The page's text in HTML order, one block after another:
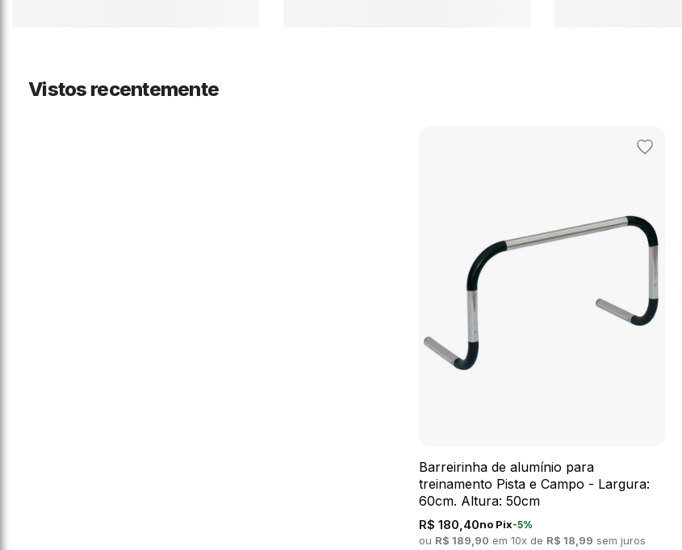
Vistos recentemente
Adicionar
Barreirinha de alumínio para
treinamento Pista e Campo - Largura:
60cm. Altura: 50cm
R$ 180,40no Pix-5%
ou R$ 189,90 em 10x de R$ 18,99 sem juros